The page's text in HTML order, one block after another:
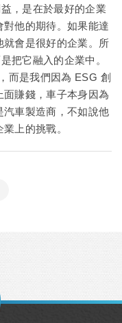
，是在於最好的企業
他的期待。如果能達
會是很好的企業。所
把它融入的企業中。
而是我們因為 ESG 創
賺錢，車子本身因為
車製造商，不如說他
上的挑戰。